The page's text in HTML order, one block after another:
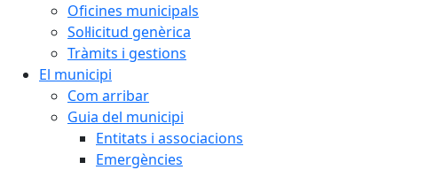
Oficines municipals
Sol·licitud genèrica
Tràmits i gestions
El municipi
Com arribar
Guia del municipi
Entitats i associacions
Emergències